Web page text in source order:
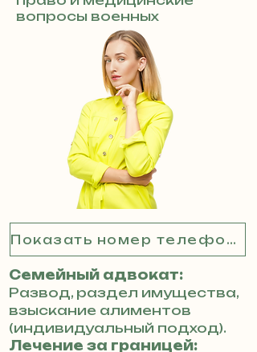
вопросы военных
Показать номер телефона
Семейный адвокат:
Развод, раздел имущества,
взыскание алиментов
(индивидуальный подход).
Лечение за границей: